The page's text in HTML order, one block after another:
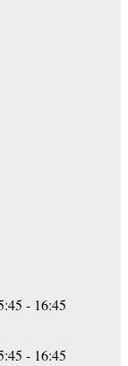
- 16:45
- 16:45